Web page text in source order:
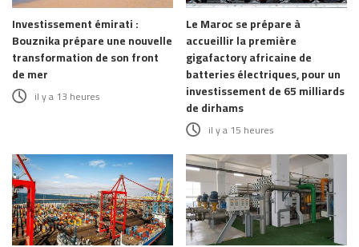
Investissement émirati :
Bouznika prépare une nouvelle
transformation de son front
de mer
il y a 13 heures
Le Maroc se prépare à
accueillir la première
gigafactory africaine de
batteries électriques, pour un
investissement de 65 milliards
de dirhams
il y a 15 heures